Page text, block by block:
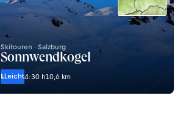
Skitouren · Salzburg
Sonnwendkogel
LLeicht4:30 h10,6 km